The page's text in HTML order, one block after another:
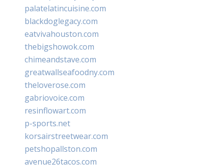
palatelatincuisine.com
blackdoglegacy.com
eatvivahouston.com
thebigshowok.com
chimeandstave.com
greatwallseafoodny.com
theloverose.com
gabriovoice.com
resinflowart.com
p-sports.net
korsairstreetwear.com
petshopallston.com
avenue26tacos.com